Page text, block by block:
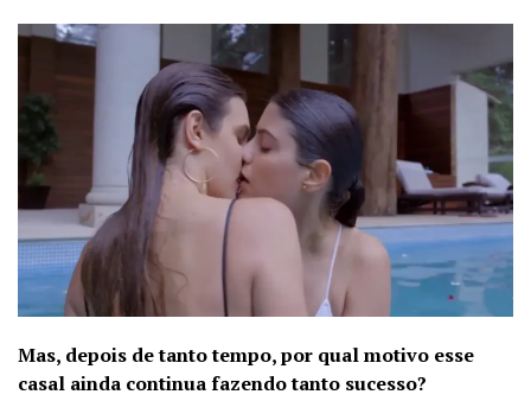
Mas, depois de tanto tempo, por qual motivo esse
casal ainda continua fazendo tanto sucesso?